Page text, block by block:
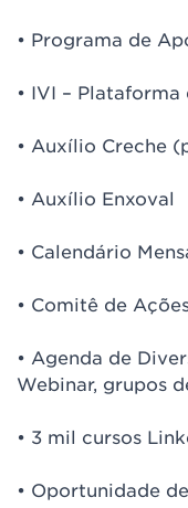
• Programa de
• IVI –
• Auxílio Creche
• Auxílio Enxoval
• Calendário
• Comitê de
• Agenda de
Webinar, grupos
• 3 mil cursos
• Oportunidade